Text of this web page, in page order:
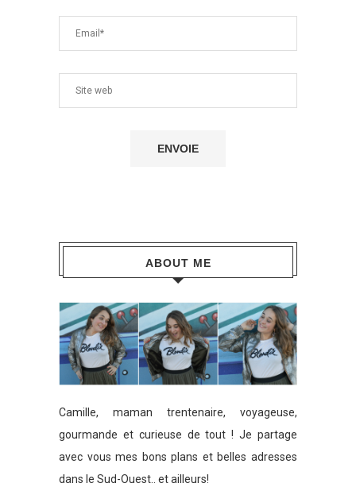
ABOUT ME
Camille, maman trentenaire, voyageuse,
gourmande et curieuse de tout ! Je partage
avec vous mes bons plans et belles adresses
dans le Sud-Ouest.. et ailleurs!